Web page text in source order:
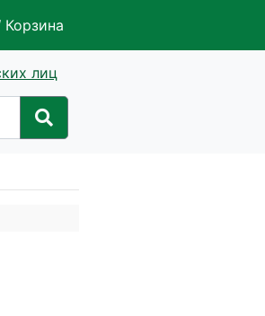
Корзина
лиц